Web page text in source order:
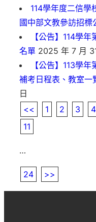
114學年度二信學
國中部文教參訪招標
【公告】114學
名單 2025 年 7 月
【公告】113學
補考日程表、教室一
日
<<
1 2 3 4
11
…
24 >>